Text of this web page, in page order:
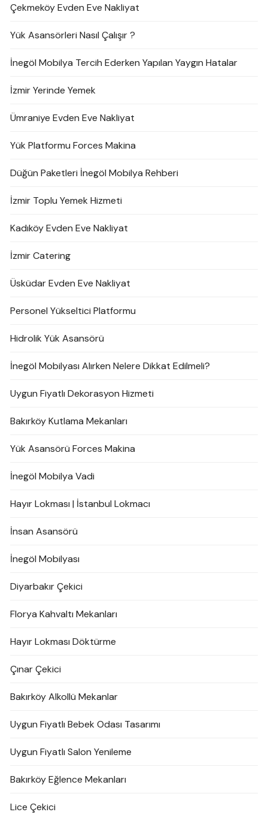
Çekmeköy Evden Eve Nakliyat
Yük Asansörleri Nasıl Çalışır ?
İnegöl Mobilya Tercih Ederken Yapılan Yaygın Hatalar
İzmir Yerinde Yemek
Ümraniye Evden Eve Nakliyat
Yük Platformu Forces Makina
Düğün Paketleri İnegöl Mobilya Rehberi
İzmir Toplu Yemek Hizmeti
Kadıköy Evden Eve Nakliyat
İzmir Catering
Üsküdar Evden Eve Nakliyat
Personel Yükseltici Platformu
Hidrolik Yük Asansörü
İnegöl Mobilyası Alırken Nelere Dikkat Edilmeli?
Uygun Fiyatlı Dekorasyon Hizmeti
Bakırköy Kutlama Mekanları
Yük Asansörü Forces Makina
İnegöl Mobilya Vadi
Hayır Lokması | İstanbul Lokmacı
İnsan Asansörü
İnegöl Mobilyası
Diyarbakır Çekici
Florya Kahvaltı Mekanları
Hayır Lokması Döktürme
Çınar Çekici
Bakırköy Alkollü Mekanlar
Uygun Fiyatlı Bebek Odası Tasarımı
Uygun Fiyatlı Salon Yenileme
Bakırköy Eğlence Mekanları
Lice Çekici